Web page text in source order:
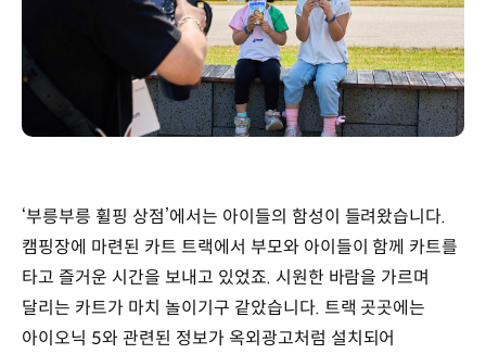
‘부릉부릉 휠핑 상점’에서는 아이들의 함성이 들려왔습니다.
캠핑장에 마련된 카트 트랙에서 부모와 아이들이 함께 카트를
타고 즐거운 시간을 보내고 있었죠. 시원한 바람을 가르며
달리는 카트가 마치 놀이기구 같았습니다. 트랙 곳곳에는
아이오닉 5와 관련된 정보가 옥외광고처럼 설치되어